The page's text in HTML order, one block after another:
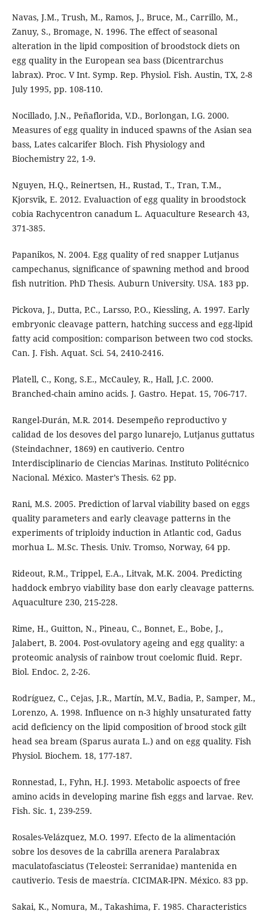
Navas, J.M., Trush, M., Ramos, J., Bruce, M., Carrillo, M.,
Zanuy, S., Bromage, N. 1996. The effect of seasonal
alteration in the lipid composition of broodstock diets on
egg quality in the European sea bass (Dicentrarchus
labrax). Proc. V Int. Symp. Rep. Physiol. Fish. Austin, TX, 2-8
July 1995, pp. 108-110.
Nocillado, J.N., Peñaflorida, V.D., Borlongan, I.G. 2000.
Measures of egg quality in induced spawns of the Asian sea
bass, Lates calcarifer Bloch. Fish Physiology and
Biochemistry 22, 1-9.
Nguyen, H.Q., Reinertsen, H., Rustad, T., Tran, T.M.,
Kjorsvik, E. 2012. Evaluaction of egg quality in broodstock
cobia Rachycentron canadum L. Aquaculture Research 43,
371-385.
Papanikos, N. 2004. Egg quality of red snapper Lutjanus
campechanus, significance of spawning method and brood
fish nutrition. PhD Thesis. Auburn University. USA. 183 pp.
Pickova, J., Dutta, P.C., Larsso, P.O., Kiessling, A. 1997. Early
embryonic cleavage pattern, hatching success and egg-lipid
fatty acid composition: comparison between two cod stocks.
Can. J. Fish. Aquat. Sci. 54, 2410-2416.
Platell, C., Kong, S.E., McCauley, R., Hall, J.C. 2000.
Branched-chain amino acids. J. Gastro. Hepat. 15, 706-717.
Rangel-Durán, M.R. 2014. Desempeño reproductivo y
calidad de los desoves del pargo lunarejo, Lutjanus guttatus
(Steindachner, 1869) en cautiverio. Centro
Interdisciplinario de Ciencias Marinas. Instituto Politécnico
Nacional. México. Master’s Thesis. 62 pp.
Rani, M.S. 2005. Prediction of larval viability based on eggs
quality parameters and early cleavage patterns in the
experiments of triploidy induction in Atlantic cod, Gadus
morhua L. M.Sc. Thesis. Univ. Tromso, Norway, 64 pp.
Rideout, R.M., Trippel, E.A., Litvak, M.K. 2004. Predicting
haddock embryo viability base don early cleavage patterns.
Aquaculture 230, 215-228.
Rime, H., Guitton, N., Pineau, C., Bonnet, E., Bobe, J.,
Jalabert, B. 2004. Post-ovulatory ageing and egg quality: a
proteomic analysis of rainbow trout coelomic fluid. Repr.
Biol. Endoc. 2, 2-26.
Rodríguez, C., Cejas, J.R., Martín, M.V., Badia, P., Samper, M.,
Lorenzo, A. 1998. Influence on n-3 highly unsaturated fatty
acid deficiency on the lipid composition of brood stock gilt
head sea bream (Sparus aurata L.) and on egg quality. Fish
Physiol. Biochem. 18, 177-187.
Ronnestad, I., Fyhn, H.J. 1993. Metabolic aspoects of free
amino acids in developing marine fish eggs and larvae. Rev.
Fish. Sic. 1, 239-259.
Rosales-Velázquez, M.O. 1997. Efecto de la alimentación
sobre los desoves de la cabrilla arenera Paralabrax
maculatofasciatus (Teleostei: Serranidae) mantenida en
cautiverio. Tesis de maestría. CICIMAR-IPN. México. 83 pp.
Sakai, K., Nomura, M., Takashima, F. 1985. Characteristics